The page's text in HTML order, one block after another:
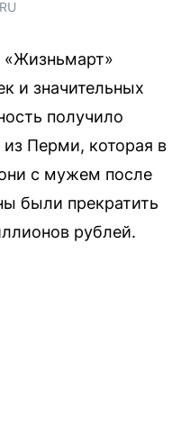
«Жизньмарт»
и значительных
получило
Перми, которая в
с мужем после
были прекратить
рублей.